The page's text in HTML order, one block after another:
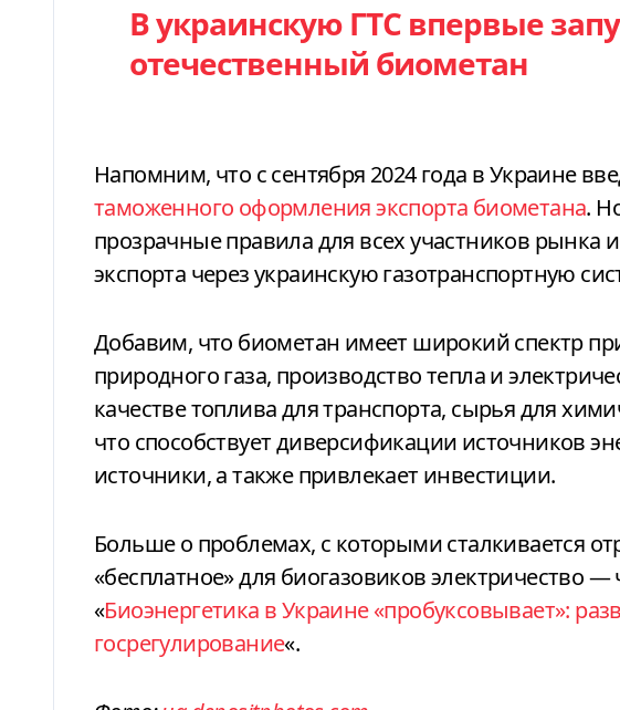
В украинскую ГТС впервые
отечественный биометан
Напомним, что с сентября 2024 года в Украине
таможенного оформления экспорта биометана.
прозрачные правила для всех участников рынка
экспорта через украинскую газотранспортную
Добавим, что биометан имеет широкий спектр
природного газа, производство тепла и
качестве топлива для транспорта, сырья для
что способствует диверсификации источников
источники, а также привлекает инвестиции.
Больше о проблемах, с которыми сталкивается
«бесплатное» для биогазовиков электричество
«Биоэнергетика в Украине «пробуксовывает»:
госрегулирование«.